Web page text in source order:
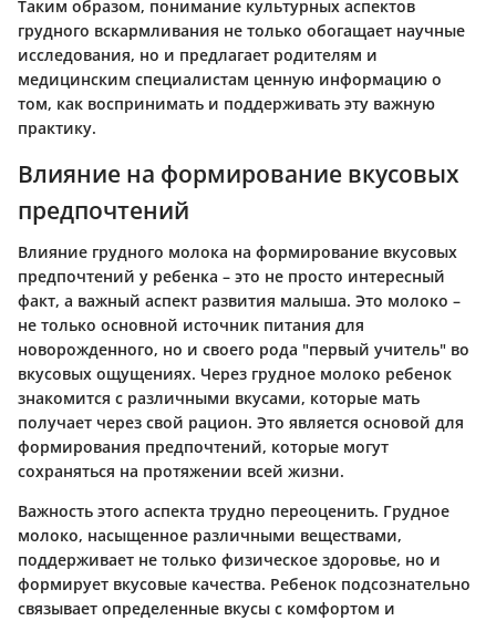
Таким образом, понимание культурных аспектов
грудного вскармливания не только обогащает научные
исследования, но и предлагает родителям и
медицинским специалистам ценную информацию о
том, как воспринимать и поддерживать эту важную
практику.
Влияние на формирование вкусовых
предпочтений
Влияние грудного молока на формирование вкусовых
предпочтений у ребенка – это не просто интересный
факт, а важный аспект развития малыша. Это молоко –
не только основной источник питания для
новорожденного, но и своего рода "первый учитель" во
вкусовых ощущениях. Через грудное молоко ребенок
знакомится с различными вкусами, которые мать
получает через свой рацион. Это является основой для
формирования предпочтений, которые могут
сохраняться на протяжении всей жизни.
Важность этого аспекта трудно переоценить. Грудное
молоко, насыщенное различными веществами,
поддерживает не только физическое здоровье, но и
формирует вкусовые качества. Ребенок подсознательно
связывает определенные вкусы с комфортом и